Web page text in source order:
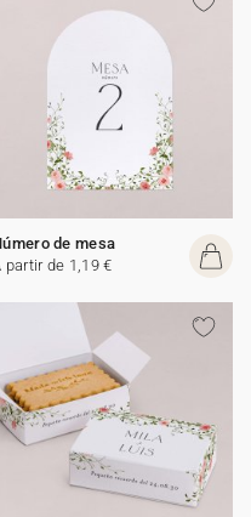
de mesa
partir de 1,19 €